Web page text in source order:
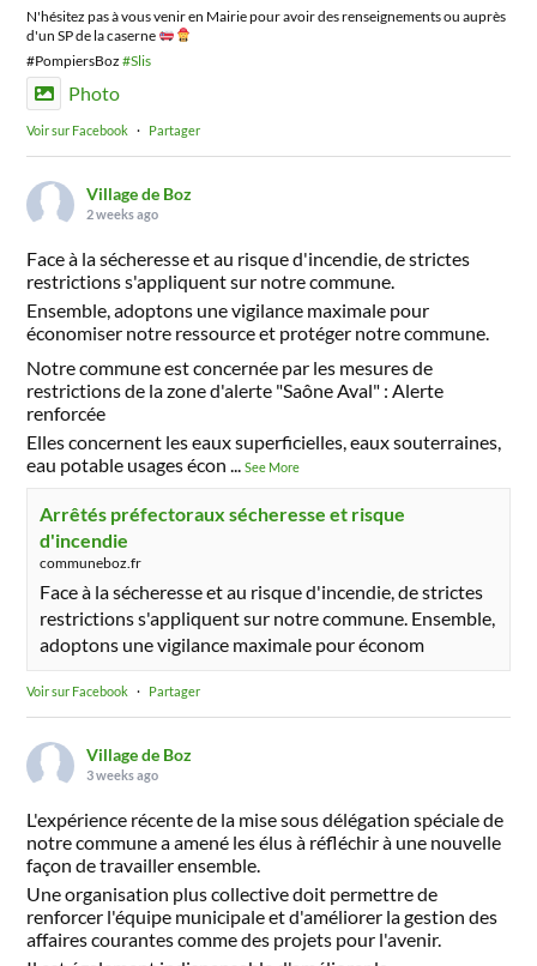
N'hésitez pas à vous venir en Mairie pour avoir des renseignements ou auprès
d'un SP de la caserne
#PompiersBoz#Slis
Photo
Voir sur Facebook · Partager
Village de Boz
2 weeks ago
Face à la sécheresse et au risque d'incendie, de strictes
restrictions s'appliquent sur notre commune.
Ensemble, adoptons une vigilance maximale pour
économiser notre ressource et protéger notre commune.
Notre commune est concernée par les mesures de
restrictions de la zone d'alerte "Saône Aval" : Alerte
renforcée
Elles concernent les eaux superficielles, eaux souterraines,
eau potable usages écon ...See More
Arrêtés préfectoraux sécheresse et risque
d'incendie
communeboz.fr
Face à la sécheresse et au risque d'incendie, de strictes
restrictions s'appliquent sur notre commune. Ensemble,
adoptons une vigilance maximale pour économ
Voir sur Facebook · Partager
Village de Boz
3 weeks ago
L'expérience récente de la mise sous délégation spéciale de
notre commune a amené les élus à réfléchir à une nouvelle
façon de travailler ensemble.
Une organisation plus collective doit permettre de
renforcer l'équipe municipale et d'améliorer la gestion des
affaires courantes comme des projets pour l'avenir.